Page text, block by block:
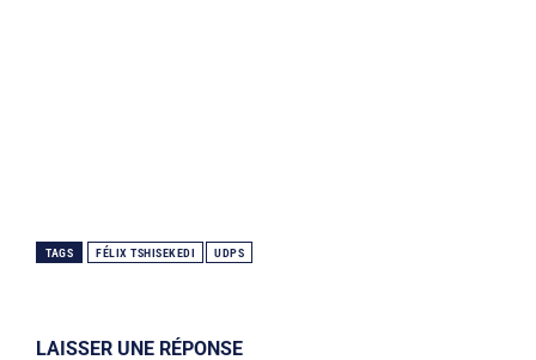
TAGS FÉLIX TSHISEKEDI UDPS
LAISSER UNE RÉPONSE